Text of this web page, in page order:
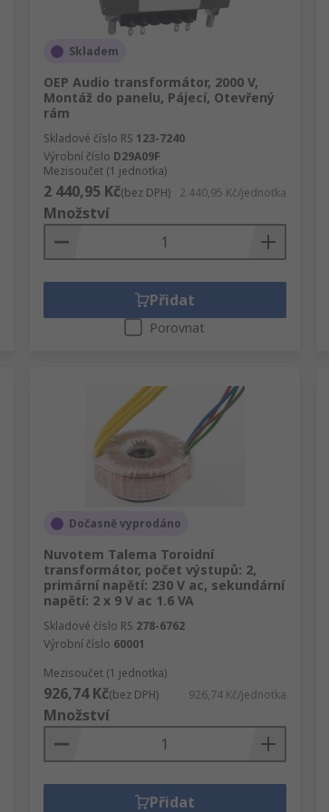
Skladem
OEP Audio transformátor, 2000 V,
Montáž do panelu, Pájecí, Otevřený
rám
Skladové číslo RS 123-7240
Výrobní číslo D29A09F
Mezisoučet (1 jednotka)
2 440,95 Kč(bez DPH) 2 440,95 Kč/jednotka
Množství
Přidat
Porovnat
Dočasně vyprodáno
Nuvotem Talema Toroidní
transformátor, počet výstupů: 2,
primární napětí: 230 V ac, sekundární
napětí: 2 x 9 V ac 1.6 VA
Skladové číslo RS 278-6762
Výrobní číslo 60001
Mezisoučet (1 jednotka)
926,74 Kč(bez DPH) 926,74 Kč/jednotka
Množství
Přidat